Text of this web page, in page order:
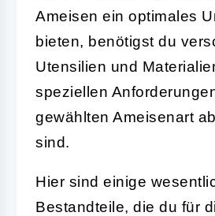
Ameisen ein optimales
bieten, benötigst du
Utensilien und
speziellen
gewählten Ameisenart
sind.
Hier sind einige
Bestandteile, die du für